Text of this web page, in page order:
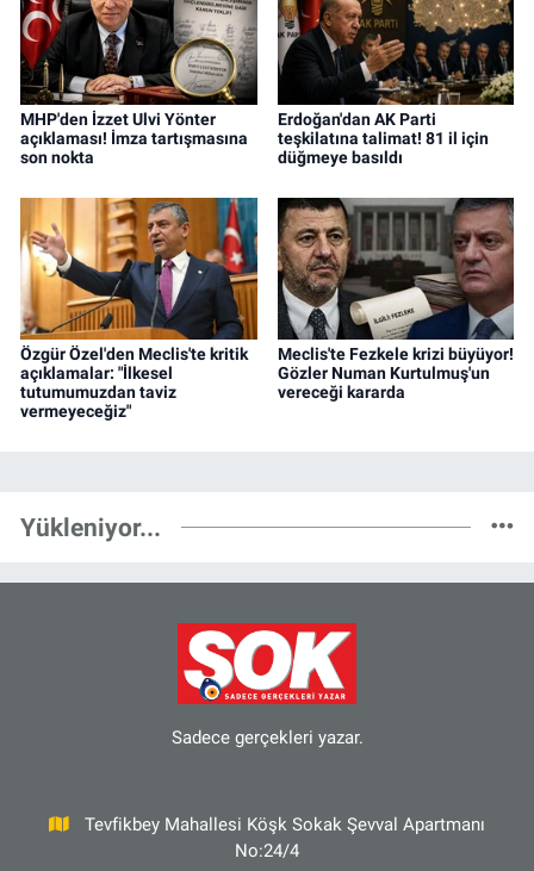
MHP'den İzzet Ulvi Yönter
açıklaması! İmza tartışmasına
son nokta
Erdoğan'dan AK Parti
teşkilatına talimat! 81 il için
düğmeye basıldı
Özgür Özel'den Meclis'te kritik
açıklamalar: "İlkesel
tutumumuzdan taviz
vermeyeceğiz"
Meclis'te Fezkele krizi büyüyor!
Gözler Numan Kurtulmuş'un
vereceği kararda
Yükleniyor...
Sadece gerçekleri yazar.
Tevfikbey Mahallesi Köşk Sokak Şevval Apartmanı
No:24/4